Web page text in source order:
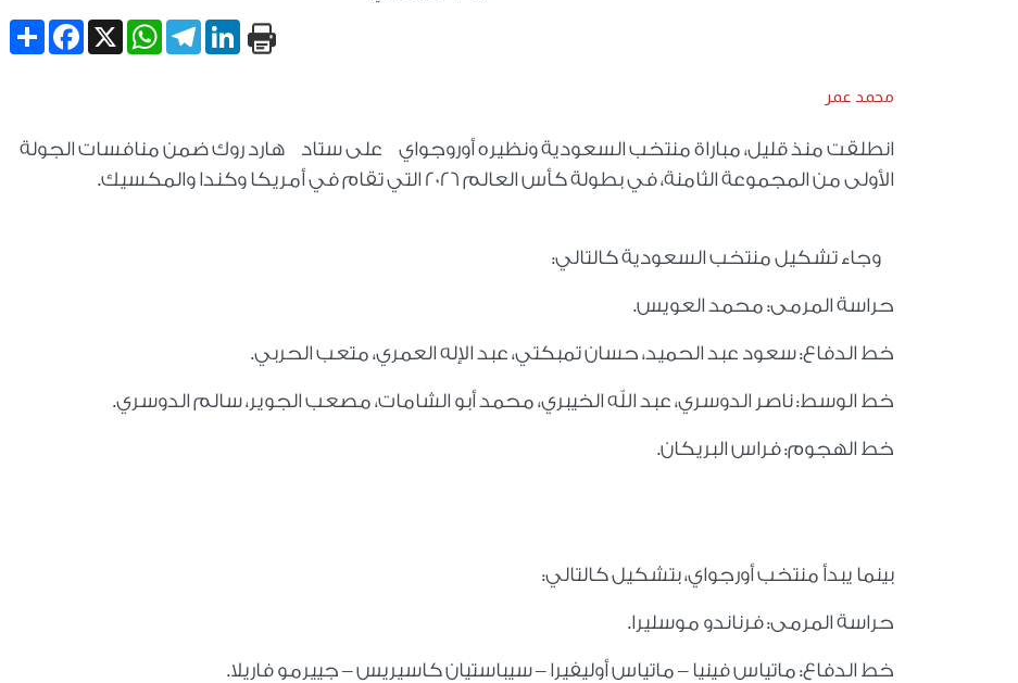
Share
Facebook X
WhatsApp
TelegramLinkedIn
محمد عمر
انطلقت منذ قليل، مباراة منتخب السعودية ونظيره أوروجواي على ستاد هارد روك ضمن منافسات الجولة
الأولى من المجموعة الثامنة، في بطولة كأس العالم 2026 التي تقام في أمريكا وكندا والمكسيك.
وجاء تشكيل منتخب السعودية كالتالي:
حراسة المرمى: محمد العويس.
خط الدفاع: سعود عبد الحميد، حسان تمبكتي، عبد الإله العمري، متعب الحربي.
خط الوسط: ناصر الدوسري، عبد الله الخيبري، محمد أبو الشامات، مصعب الجوير، سالم الدوسري.
خط الهجوم: فراس البريكان.
بينما يبدأ منتخب أورجواي، بتشكيل كالتالي:
حراسة المرمى: فرناندو موسليرا.
خط الدفاع: ماتياس فينيا – ماتياس أوليفيرا – سيباستيان كاسيريس – جييرمو فاريلا.